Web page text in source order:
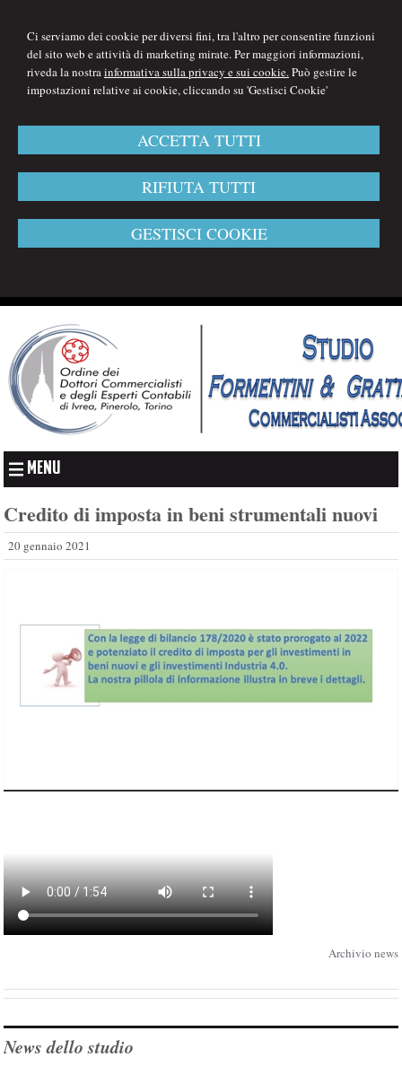
Ci serviamo dei cookie per diversi fini, tra l'altro per consentire funzioni
del sito web e attività di marketing mirate. Per maggiori informazioni,
riveda la nostrainformativa sulla privacy e sui cookie.Può gestire le
impostazioni relative ai cookie, cliccando su 'Gestisci Cookie'
ACCETTA TUTTI
RIFIUTA TUTTI
GESTISCI COOKIE
MENU
Credito di imposta in beni strumentali nuovi
20 gennaio 2021
Archivio news
News dello studio